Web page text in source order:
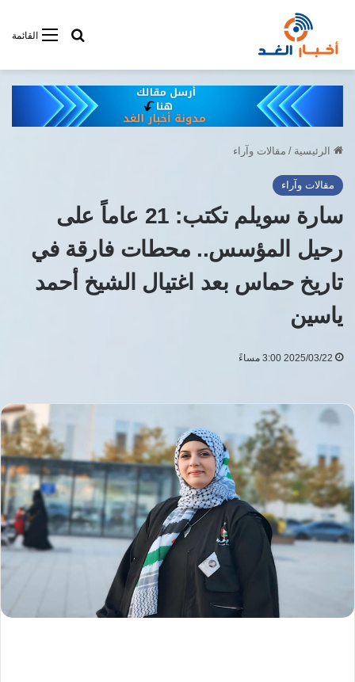
القائمةأبحت فى
الرئيسية / مقالات وآراء
مقالات وآراء
سارة سويلم تكتب: 21 عاماً على
رحيل المؤسس.. محطات فارقة في
تاريخ حماس بعد اغتيال الشيخ أحمد
ياسين
2025/03/22 3:00 مساءً